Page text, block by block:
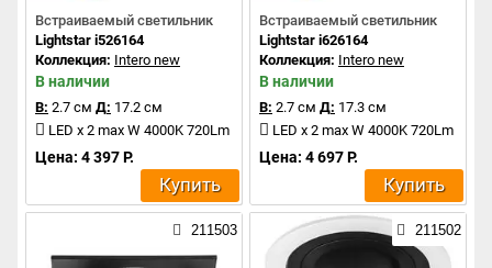
Встраиваемый светильник
Lightstar i526164
Коллекция: Intero new
В наличии
В: 2.7 см Д: 17.2 см
LED x 2 max W 4000K 720Lm
Цена: 4 397 Р.
Купить
Встраиваемый светильник
Lightstar i626164
Коллекция: Intero new
В наличии
В: 2.7 см Д: 17.3 см
LED x 2 max W 4000K 720Lm
Цена: 4 697 Р.
Купить
211503 211502